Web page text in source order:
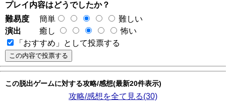
プレイ内容はどうでしたか？
難易度
簡単
難しい
演出
癒し
怖い
「おすすめ」として投票する
この脱出ゲームに対する攻略/感想(最新20件表示)
攻略/感想を全て見る(30)